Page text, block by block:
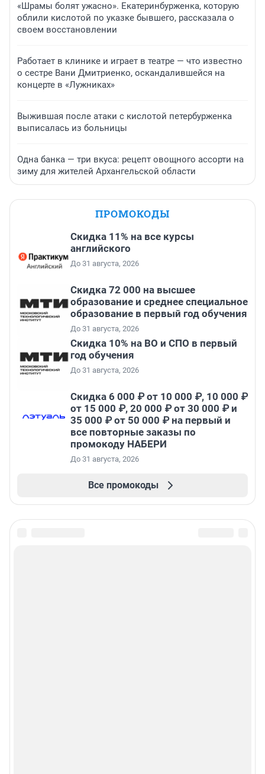
«Шрамы болят ужасно». Екатеринбурженка, которую
облили кислотой по указке бывшего, рассказала о
своем восстановлении
Работает в клинике и играет в театре — что известно
о сестре Вани Дмитриенко, оскандалившейся на
концерте в «Лужниках»
Выжившая после атаки с кислотой петербурженка
выписалась из больницы
Одна банка — три вкуса: рецепт овощного ассорти на
зиму для жителей Архангельской области
ПРОМОКОДЫ
Скидка 11% на все курсы
английского
До 31 августа, 2026
Скидка 72 000 на высшее
образование и среднее специальное
образование в первый год обучения
До 31 августа, 2026
Скидка 10% на ВО и СПО в первый
год обучения
До 31 августа, 2026
Скидка 6 000 ₽ от 10 000 ₽, 10 000 ₽
от 15 000 ₽, 20 000 ₽ от 30 000 ₽ и
35 000 ₽ от 50 000 ₽ на первый и
все повторные заказы по
промокоду НАБЕРИ
До 31 августа, 2026
Все промокоды